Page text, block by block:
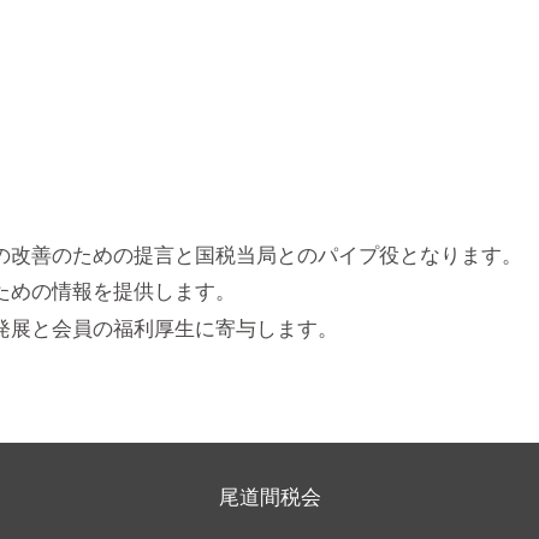
善のための提言と国税当局とのパイプ役となります。
の情報を提供します。
と会員の福利厚生に寄与します。
尾道間税会